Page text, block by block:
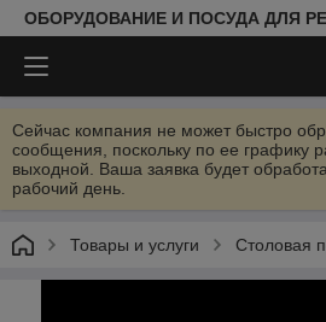
ОБОРУДОВАНИЕ И ПОСУДА ДЛЯ
Сейчас компания не может быстро
сообщения, поскольку по ее графику
выходной. Ваша заявка будет
рабочий день.
Товары и услуги Столовая